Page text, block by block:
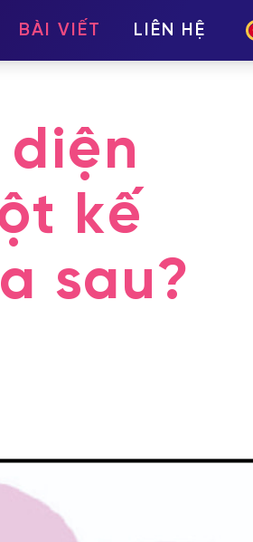
BÀI VIẾT LIÊN HỆ
kế
sau?